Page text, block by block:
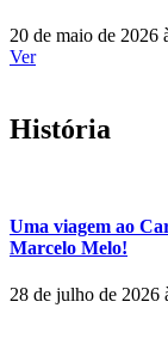
20 de maio de 2026
Ver
História
Uma viagem ao
Marcelo Melo!
28 de julho de 2026